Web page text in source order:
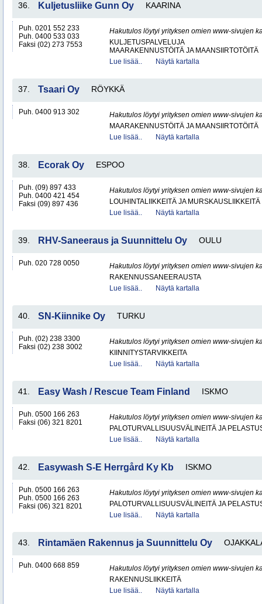
36. Kuljetusliike Gunn Oy KAARINA
Puh. 0201 552 233
Puh. 0400 533 033
Faksi (02) 273 7553
Hakutulos löytyi yrityksen omien www-sivujen
KULJETUSPALVELUJA
MAARAKENNUSTÖITÄ JA MAANSIIRTOTÖITÄ
Lue lisää..
Näytä kartalla
37. Tsaari Oy RÖYKKÄ
Puh. 0400 913 302
Hakutulos löytyi yrityksen omien www-sivujen
MAARAKENNUSTÖITÄ JA MAANSIIRTOTÖITÄ
Lue lisää..
Näytä kartalla
38. Ecorak Oy ESPOO
Puh. (09) 897 433
Puh. 0400 421 454
Faksi (09) 897 436
Hakutulos löytyi yrityksen omien www-sivujen
LOUHINTALIIKKEITÄ JA MURSKAUSLIIKKEITÄ
Lue lisää..
Näytä kartalla
39. RHV-Saneeraus ja Suunnittelu Oy OULU
Puh. 020 728 0050
Hakutulos löytyi yrityksen omien www-sivujen
RAKENNUSSANEERAUSTA
Lue lisää..
Näytä kartalla
40. SN-Kiinnike Oy TURKU
Puh. (02) 238 3300
Faksi (02) 238 3002
Hakutulos löytyi yrityksen omien www-sivujen
KIINNITYSTARVIKKEITA
Lue lisää..
Näytä kartalla
41. Easy Wash / Rescue Team Finland ISKMO
Puh. 0500 166 263
Faksi (06) 321 8201
Hakutulos löytyi yrityksen omien www-sivujen
PALOTURVALLISUUSVÄLINEITÄ JA
Lue lisää..
Näytä kartalla
42. Easywash S-E Herrgård Ky Kb ISKMO
Puh. 0500 166 263
Puh. 0500 166 263
Faksi (06) 321 8201
Hakutulos löytyi yrityksen omien www-sivujen
PALOTURVALLISUUSVÄLINEITÄ JA
Lue lisää..
Näytä kartalla
43. Rintamäen Rakennus ja Suunnittelu Oy
Puh. 0400 668 859
Hakutulos löytyi yrityksen omien www-sivujen
RAKENNUSLIIKKEITÄ
Lue lisää..
Näytä kartalla